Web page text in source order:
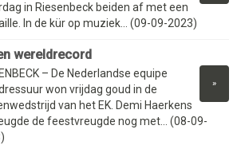
in Riesenbeck beiden af met een
In de kür op muziek... (09-09-2023)
wereldrecord
»
– De Nederlandse equipe
won vrijdag goud in de
van het EK. Demi Haerkens
de feestvreugde nog met... (08-09-